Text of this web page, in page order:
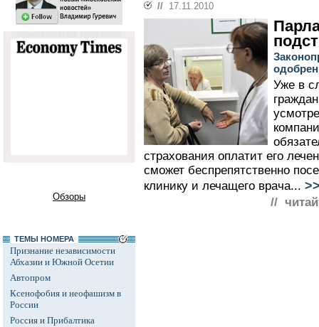
Обзоры
ТЕМЫ НОМЕРА
Признание независимости
Абхазии и Южной Осетии
Автопром
Ксенофобия и неофашизм в
России
Россия и Прибалтика
// 17.11.2010
Уже в
страхования оплатит его
сможет беспрепятственно
клинику и лечащего врача...
//